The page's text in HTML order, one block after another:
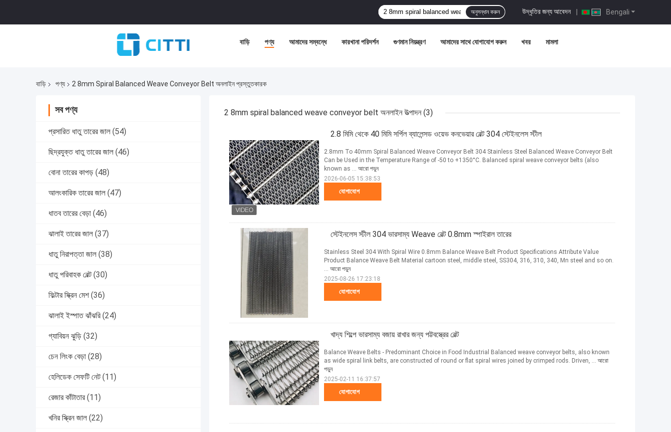
Bengali
উদ্ধৃতির জন্য আবেদন |
অনুসন্ধান করুন
বাড়ি পণ্য আমাদের সম্বন্ধে কারখানা পরিদর্শন গুণমান নিয়ন্ত্রণ আমাদের সাথে যোগাযোগ করুন খবর মামলা
বাড়ি পণ্য 2 8mm Spiral Balanced Weave Conveyor Belt অনলাইন প্রস্তুতকারক
সব পণ্য
প্রসারিত ধাতু তারের জাল (54)
ছিদ্রযুক্ত ধাতু তারের জাল (46)
বোনা তারের কাপড় (48)
আলংকারিক তারের জাল (47)
ধাতব তারের বেড়া (46)
ঝালাই তারের জাল (37)
ধাতু নিরাপত্তা জাল (38)
ধাতু পরিবাহক বেল্ট (30)
ফিল্টার স্ক্রিন মেশ (36)
ঝালাই ইস্পাত ঝাঁঝরি (24)
গ্যাবিয়ন ঝুড়ি (32)
চেন লিংক বেড়া (28)
হেলিডেক সেফটি নেট (11)
রেজার কাঁটাতার (11)
খনির স্ক্রিন জাল (22)
2 8mm spiral balanced weave conveyor belt অনলাইন উত্পাদন (3)
2.8 মিমি থেকে 40 মিমি সর্পিল ব্যালেন্সড ওয়েভ কনভেয়ার বেল্ট 304 স্টেইনলেস স্টীল
যোগাযোগ
2.8mm To 40mm Spiral Balanced Weave Conveyor Belt 304 Stainless Steel Balanced Weave Conveyor Belt
Can be Used in the Temperature Range of -50 to +1350°C. Balanced spiral weave conveyor belts (also
known as ... আরো পড়ুন
2026-06-05 15:38:53
স্টেইনলেস স্টীল 304 ভারসাম্য Weave বেল্ট 0.8mm স্পাইরাল তারের
যোগাযোগ
Stainless Steel 304 With Spiral Wire 0.8mm Balance Weave Belt Product Specifications Attribute Value
Product Balance Weave Belt Material cartoon steel, middle steel, SS304, 316, 310, 340, Mn steel and so on.
... আরো পড়ুন
2025-08-26 17:23:18
খাদ্য শিল্পে ভারসাম্য বজায় রাখার জন্য পট্টবস্ত্রের বেল্ট
যোগাযোগ
Balance Weave Belts - Predominant Choice in Food Industrial Balanced weave conveyor belts, also known
as wide spiral link belts, are constructed of round or flat spiral wires joined by crimped rods. Driven, ... আরো
পড়ুন
2025-02-11 16:37:57